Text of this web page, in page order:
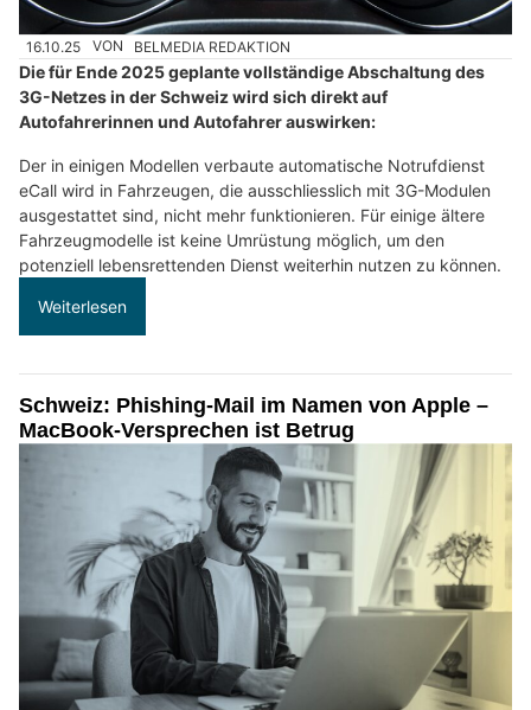
16.10.25 VON BELMEDIA REDAKTION
Die für Ende 2025 geplante vollständige Abschaltung des
3G-Netzes in der Schweiz wird sich direkt auf
Autofahrerinnen und Autofahrer auswirken:
Der in einigen Modellen verbaute automatische Notrufdienst
eCall wird in Fahrzeugen, die ausschliesslich mit 3G-Modulen
ausgestattet sind, nicht mehr funktionieren. Für einige ältere
Fahrzeugmodelle ist keine Umrüstung möglich, um den
potenziell lebensrettenden Dienst weiterhin nutzen zu können.
Weiterlesen
Schweiz: Phishing-Mail im Namen von Apple –
MacBook-Versprechen ist Betrug